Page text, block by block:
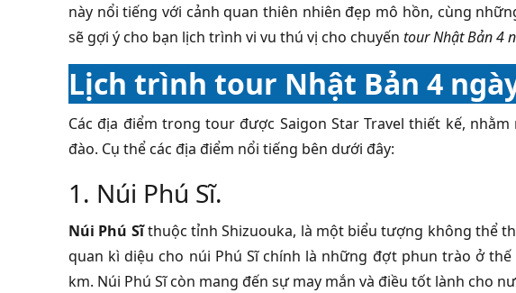
này nổi tiếng với cảnh quan thiên nhiên đẹp mô hồn, cùng
sẽ gợi ý cho bạn lịch trình vi vu thú vị cho chuyến tour Nhật Bản 4
Lịch trình tour Nhật Bản 4
Các địa điểm trong tour được Saigon Star Travel thiết kế,
đào. Cụ thể các địa điểm nổi tiếng bên dưới đây:
1. Núi Phú Sĩ.
Núi Phú Sĩthuộc tỉnh Shizuouka, là một biểu tượng không thể
quan kì diệu cho núi Phú Sĩ chính là những đợt phun trào ở
km. Núi Phú Sĩ còn mang đến sự may mắn và điều tốt lành cho